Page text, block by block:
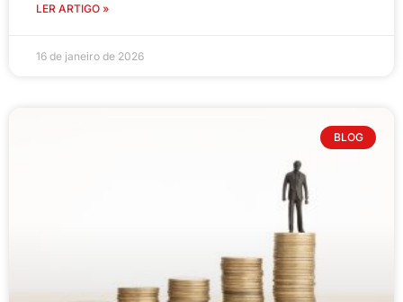
LER ARTIGO »
16 de janeiro de 2026
BLOG